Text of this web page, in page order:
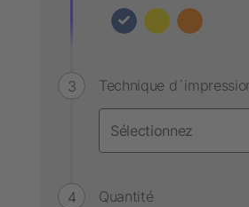
Technique
Quantité